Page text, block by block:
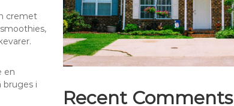
cremet
en
bruges i
Recent Comments